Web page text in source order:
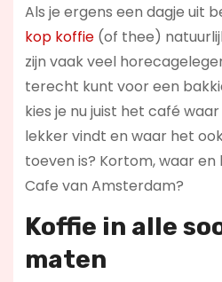
Als je ergens een dagje uit
kop koffie(of thee)
zijn vaak veel
terecht kunt voor een
kies je nu juist het café
lekker vindt en waar het
toeven is? Kortom, waar
Cafe van Amsterdam?
Koffie in alle
maten